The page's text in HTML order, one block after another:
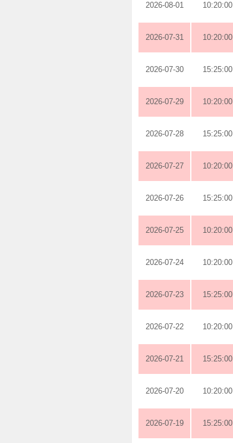
2026-08-01 10:20:00
2026-07-31 10:20:00
2026-07-30 15:25:00
2026-07-29 10:20:00
2026-07-28 15:25:00
2026-07-27 10:20:00
2026-07-26 15:25:00
2026-07-25 10:20:00
2026-07-24 10:20:00
2026-07-23 15:25:00
2026-07-22 10:20:00
2026-07-21 15:25:00
2026-07-20 10:20:00
2026-07-19 15:25:00